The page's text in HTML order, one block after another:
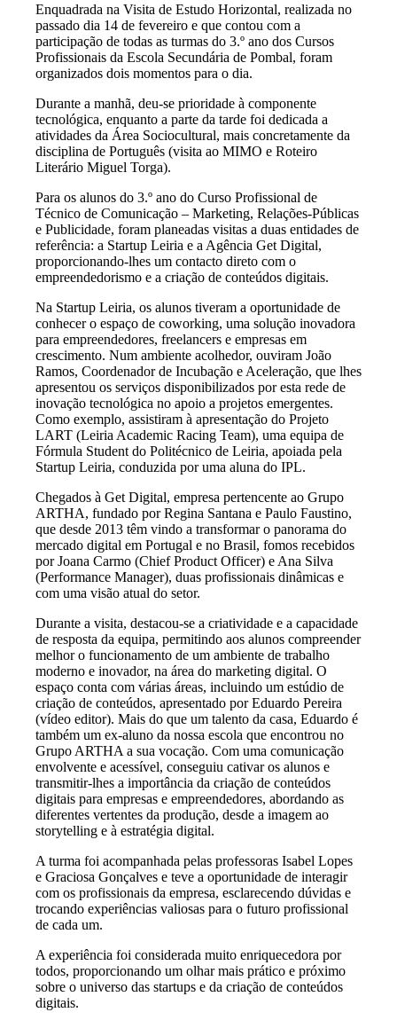
Enquadrada na Visita de Estudo Horizontal, realizada no
passado dia 14 de fevereiro e que contou com a
participação de todas as turmas do 3.º ano dos Cursos
Profissionais da Escola Secundária de Pombal, foram
organizados dois momentos para o dia.
Durante a manhã, deu-se prioridade à componente
tecnológica, enquanto a parte da tarde foi dedicada a
atividades da Área Sociocultural, mais concretamente da
disciplina de Português (visita ao MIMO e Roteiro
Literário Miguel Torga).
Para os alunos do 3.º ano do Curso Profissional de
Técnico de Comunicação – Marketing, Relações-Públicas
e Publicidade, foram planeadas visitas a duas entidades de
referência: a Startup Leiria e a Agência Get Digital,
proporcionando-lhes um contacto direto com o
empreendedorismo e a criação de conteúdos digitais.
Na Startup Leiria, os alunos tiveram a oportunidade de
conhecer o espaço de coworking, uma solução inovadora
para empreendedores, freelancers e empresas em
crescimento. Num ambiente acolhedor, ouviram João
Ramos, Coordenador de Incubação e Aceleração, que lhes
apresentou os serviços disponibilizados por esta rede de
inovação tecnológica no apoio a projetos emergentes.
Como exemplo, assistiram à apresentação do Projeto
LART (Leiria Academic Racing Team), uma equipa de
Fórmula Student do Politécnico de Leiria, apoiada pela
Startup Leiria, conduzida por uma aluna do IPL.
Chegados à Get Digital, empresa pertencente ao Grupo
ARTHA, fundado por Regina Santana e Paulo Faustino,
que desde 2013 têm vindo a transformar o panorama do
mercado digital em Portugal e no Brasil, fomos recebidos
por Joana Carmo (Chief Product Officer) e Ana Silva
(Performance Manager), duas profissionais dinâmicas e
com uma visão atual do setor.
Durante a visita, destacou-se a criatividade e a capacidade
de resposta da equipa, permitindo aos alunos compreender
melhor o funcionamento de um ambiente de trabalho
moderno e inovador, na área do marketing digital. O
espaço conta com várias áreas, incluindo um estúdio de
criação de conteúdos, apresentado por Eduardo Pereira
(vídeo editor). Mais do que um talento da casa, Eduardo é
também um ex-aluno da nossa escola que encontrou no
Grupo ARTHA a sua vocação. Com uma comunicação
envolvente e acessível, conseguiu cativar os alunos e
transmitir-lhes a importância da criação de conteúdos
digitais para empresas e empreendedores, abordando as
diferentes vertentes da produção, desde a imagem ao
storytelling e à estratégia digital.
A turma foi acompanhada pelas professoras Isabel Lopes
e Graciosa Gonçalves e teve a oportunidade de interagir
com os profissionais da empresa, esclarecendo dúvidas e
trocando experiências valiosas para o futuro profissional
de cada um.
A experiência foi considerada muito enriquecedora por
todos, proporcionando um olhar mais prático e próximo
sobre o universo das startups e da criação de conteúdos
digitais.